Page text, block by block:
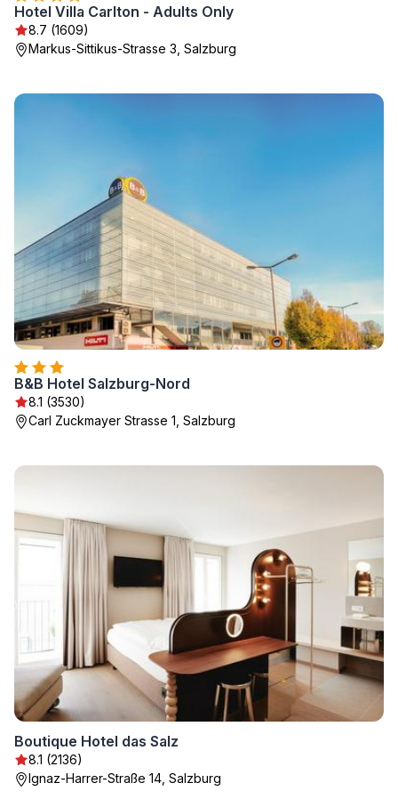
Hotel Villa Carlton - Adults Only
8.7 (1609)
Markus-Sittikus-Strasse 3, Salzburg
B&B Hotel Salzburg-Nord
8.1 (3530)
Carl Zuckmayer Strasse 1, Salzburg
Boutique Hotel das Salz
8.1 (2136)
Ignaz-Harrer-Straße 14, Salzburg